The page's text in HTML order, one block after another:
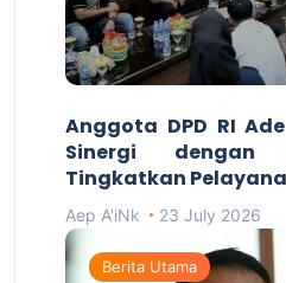
Anggota DPD RI
Sinergi dengan
Tingkatkan
Aep A'iNk 23 July 2026
Berita Utama